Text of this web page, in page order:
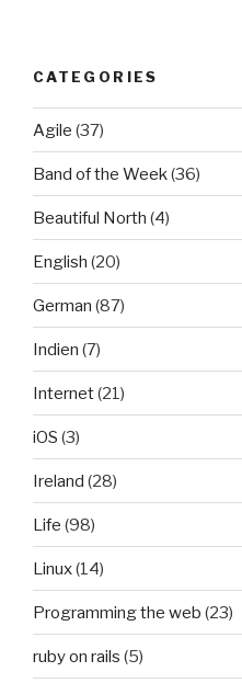
CATEGORIES
Agile (37)
Band of the Week (36)
Beautiful North (4)
English (20)
German (87)
Indien (7)
Internet(21)
iOS (3)
Ireland (28)
Life (98)
Linux(14)
Programming the web (23)
ruby on rails (5)